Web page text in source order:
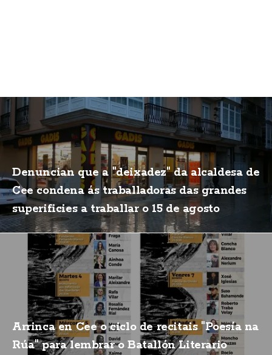
Denuncian que a "deixadez" da alcaldesa de
Cee condena ás traballadoras das grandes
superificies a traballar o 15 de agosto
Arrinca en Cee o ciclo de recitais "Poesía na
Rúa" para lembrar o Batallón Literario